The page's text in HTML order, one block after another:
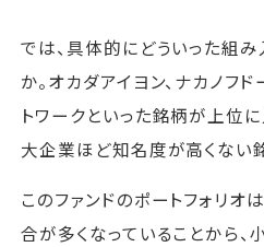
では、具体的にどういった組
か。オカダアイヨン、ナカノフ
トワークといった銘柄が上位
大企業ほど知名度が高くない
このファンドのポートフォリオ
合が多くなっていることから